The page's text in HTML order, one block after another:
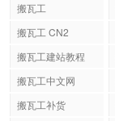
搬瓦工
搬瓦工 CN2
搬瓦工建站教程
搬瓦工中文网
搬瓦工补货